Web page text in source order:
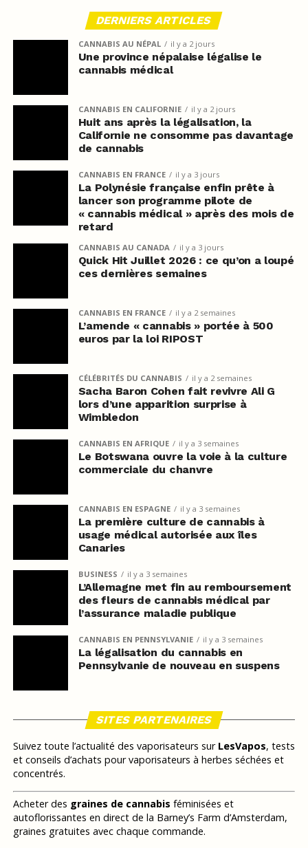
DERNIERS ARTICLES
CANNABIS AU NÉPAL il y a 2 jours
Une province népalaise légalise le
cannabis médical
CANNABIS EN CALIFORNIE il y a 2 jours
Huit ans après la légalisation, la
Californie ne consomme pas davantage
de cannabis
CANNABIS EN FRANCE il y a 3 jours
La Polynésie française enfin prête à
lancer son programme pilote de
« cannabis médical » après des mois de
retard
CANNABIS AU CANADA il y a 3 jours
Quick Hit Juillet 2026 : ce qu’on a loupé
ces dernières semaines
CANNABIS EN FRANCE il y a 2 semaines
L’amende « cannabis » portée à 500
euros par la loi RIPOST
CÉLÉBRITÉS DU CANNABIS il y a 2 semaines
Sacha Baron Cohen fait revivre Ali G
lors d’une apparition surprise à
Wimbledon
CANNABIS EN AFRIQUE il y a 3 semaines
Le Botswana ouvre la voie à la culture
commerciale du chanvre
CANNABIS EN ESPAGNE il y a 3 semaines
La première culture de cannabis à
usage médical autorisée aux îles
Canaries
BUSINESS il y a 3 semaines
L’Allemagne met fin au remboursement
des fleurs de cannabis médical par
l’assurance maladie publique
CANNABIS EN PENNSYLVANIE il y a 3 semaines
La légalisation du cannabis en
Pennsylvanie de nouveau en suspens
SITES PARTENAIRES
Suivez toute l’actualité des vaporisateurs sur LesVapos, tests
et conseils d’achats pour vaporisateurs à herbes séchées et
concentrés.
Acheter des graines de cannabis féminisées et
autoflorissantes en direct de la Barney’s Farm d’Amsterdam,
graines gratuites avec chaque commande.